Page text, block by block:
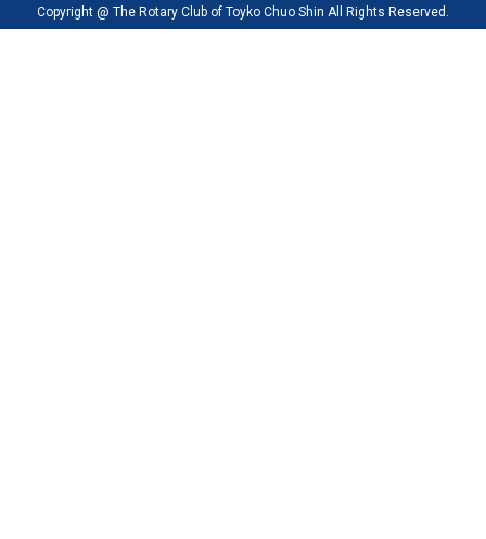
Copyright @ The Rotary Club of Toyko Chuo Shin All Rights Reserved.